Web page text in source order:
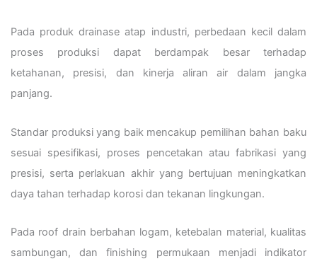
Pada produk drainase atap industri, perbedaan kecil dalam
proses produksi dapat berdampak besar terhadap
ketahanan, presisi, dan kinerja aliran air dalam jangka
panjang.
Standar produksi yang baik mencakup pemilihan bahan baku
sesuai spesifikasi, proses pencetakan atau fabrikasi yang
presisi, serta perlakuan akhir yang bertujuan meningkatkan
daya tahan terhadap korosi dan tekanan lingkungan.
Pada roof drain berbahan logam, ketebalan material, kualitas
sambungan, dan finishing permukaan menjadi indikator